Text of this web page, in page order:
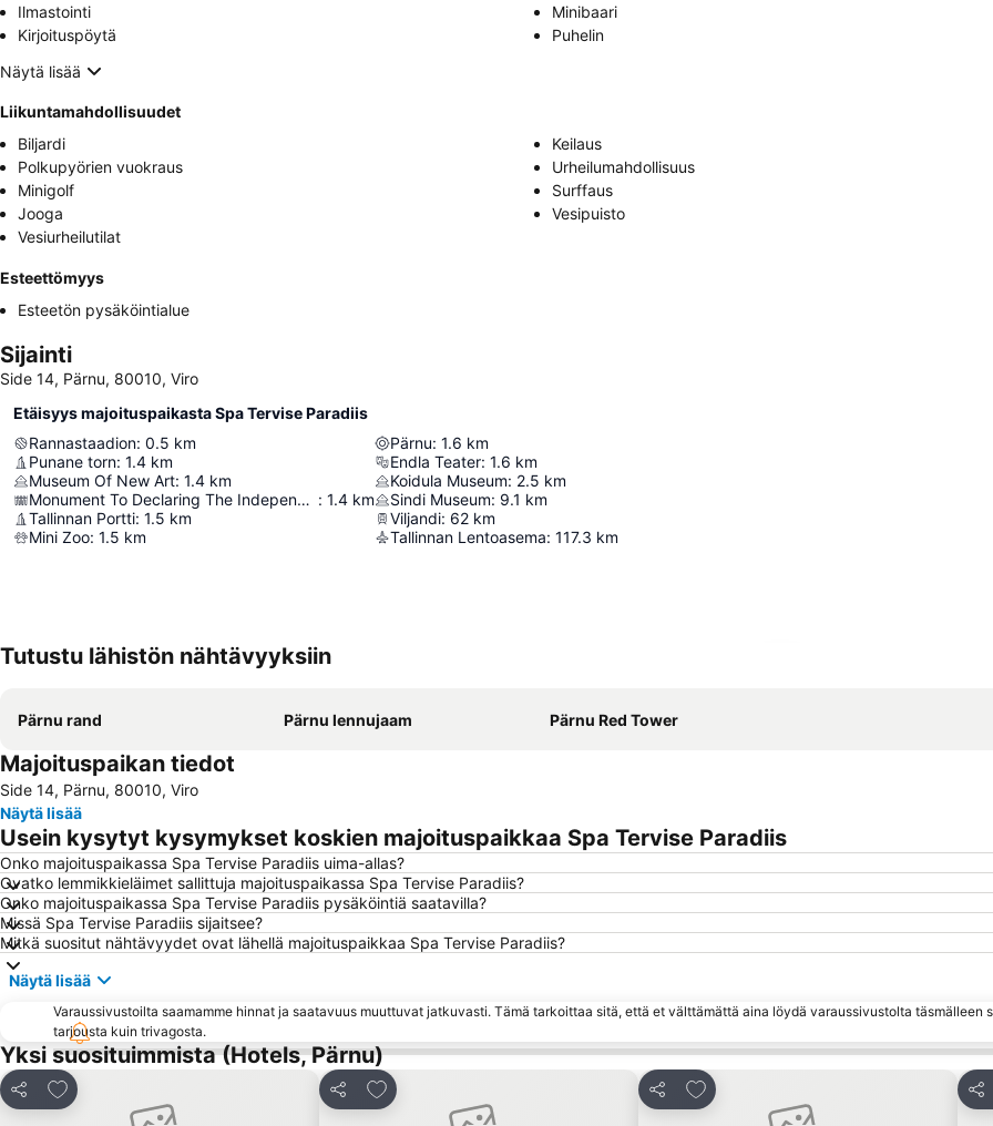
Ilmastointi
Minibaari
Kirjoituspöytä
Puhelin
Näytä lisää
Liikuntamahdollisuudet
Biljardi
Keilaus
Polkupyörien vuokraus
Urheilumahdollisuus
Minigolf
Surffaus
Jooga
Vesipuisto
Vesiurheilutilat
Esteettömyys
Esteetön pysäköintialue
Sijainti
Side 14, Pärnu, 80010, Viro
Etäisyys majoituspaikasta Spa Tervise Paradiis
Rannastaadion: 0.5 km
Punane torn: 1.4 km
Museum Of New Art: 1.4 km
Monument To Declaring The Independence Of The Republic Of Estonia : 1.4 km
Tallinnan Portti: 1.5 km
Mini Zoo: 1.5 km
Pärnu: 1.6 km
Endla Teater: 1.6 km
Koidula Museum: 2.5 km
Sindi Museum: 9.1 km
Viljandi: 62 km
Tallinnan Lentoasema: 117.3 km
Tutustu lähistön nähtävyyksiin
Pärnu rand Pärnu lennujaam Pärnu Red Tower
Majoituspaikan tiedot
Side 14, Pärnu, 80010, Viro
Näytä lisää
Usein kysytyt kysymykset koskien majoituspaikkaa Spa Tervise Paradiis
Onko majoituspaikassa Spa Tervise Paradiis uima-allas?
Ovatko lemmikkieläimet sallittuja majoituspaikassa Spa Tervise Paradiis?
Onko majoituspaikassa Spa Tervise Paradiis pysäköintiä saatavilla?
Missä Spa Tervise Paradiis sijaitsee?
Mitkä suositut nähtävyydet ovat lähellä majoituspaikkaa Spa Tervise Paradiis?
Näytä lisää
Varaussivustoilta saamamme hinnat ja saatavuus muuttuvat jatkuvasti. Tämä tarkoittaa sitä, että et välttämättä aina löydä varaussivustolta täsmälleen
tarjousta kuin trivagosta.
Yksi suosituimmista (Hotels, Pärnu)
Jaa
Lisää suosikkeihin
Jaa
Lisää suosikkeihin
Jaa
Lisää suosikkeihin
Jaa